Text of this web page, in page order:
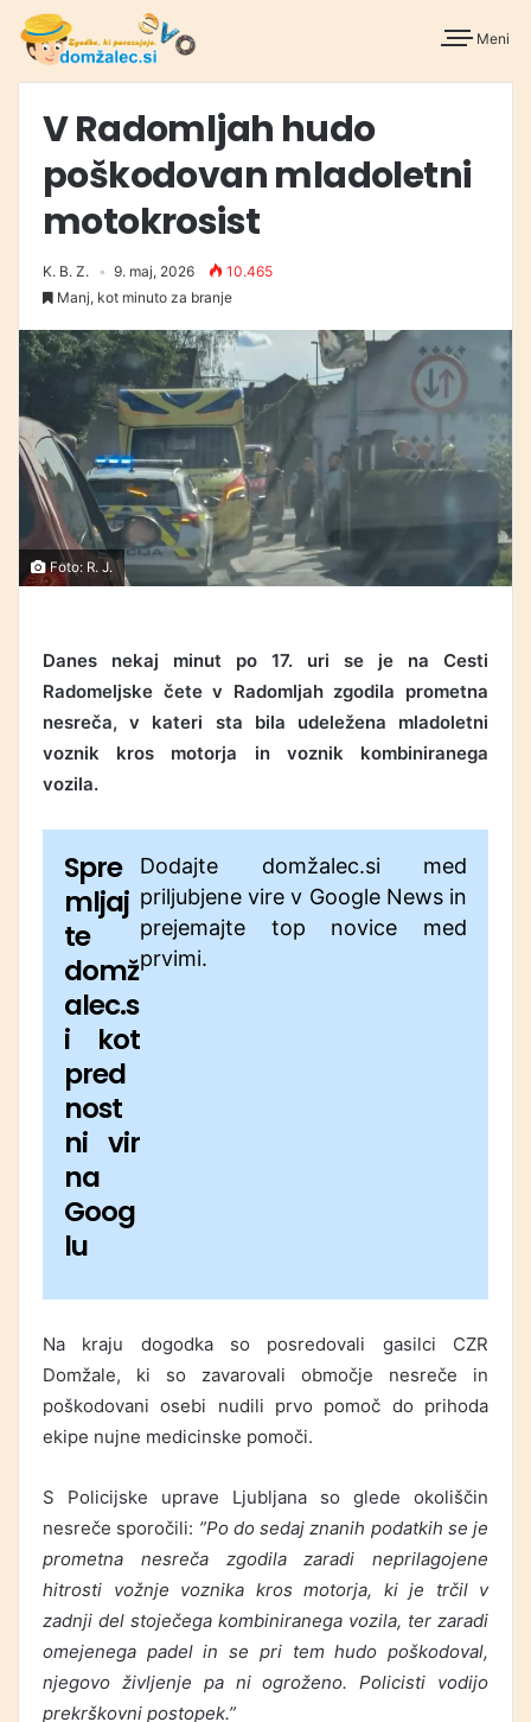
Meni
V Radomljah hudo
poškodovan mladoletni
motokrosist
K. B. Z. 9. maj, 2026
10.465
Manj, kot minuto za branje
Foto: R. J.
Danes nekaj minut po 17. uri se je na Cesti
Radomeljske čete v Radomljah zgodila prometna
nesreča, v kateri sta bila udeležena mladoletni
voznik kros motorja in voznik kombiniranega
vozila.
Spre
mljaj
te
domž
alec.s
i kot
pred
nost
ni vir
na
Goog
lu
Dodajte domžalec.si med
priljubjene vire v Google News in
prejemajte top novice med
prvimi.
Na kraju dogodka so posredovali gasilci CZR
Domžale, ki so zavarovali območje nesreče in
poškodovani osebi nudili prvo pomoč do prihoda
ekipe nujne medicinske pomoči.
S Policijske uprave Ljubljana so glede okoliščin
nesreče sporočili: ”Po do sedaj znanih podatkih se je
prometna nesreča zgodila zaradi neprilagojene
hitrosti vožnje voznika kros motorja, ki je trčil v
zadnji del stoječega kombiniranega vozila, ter zaradi
omejenega padel in se pri tem hudo poškodoval,
njegovo življenje pa ni ogroženo. Policisti vodijo
prekrškovni postopek.”